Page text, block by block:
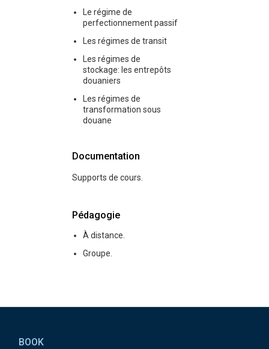
Le régime de
perfectionnement passif
Les régimes de transit
Les régimes de
stockage: les entrepôts
douaniers
Les régimes de
transformation sous
douane
Documentation
Supports de cours.
Pédagogie
À distance.
Groupe.
BOOK